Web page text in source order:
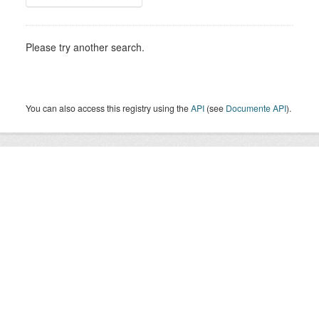
Please try another search.
You can also access this registry using theAPI (see Documente API).